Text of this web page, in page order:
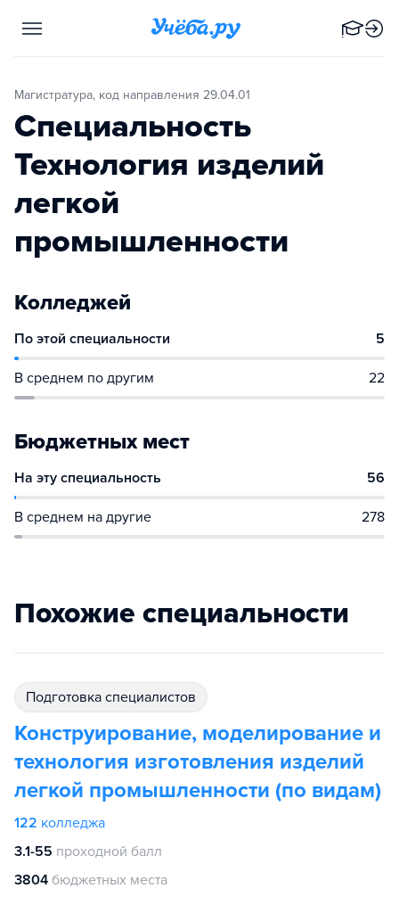
Магистратура, код направления 29.04.01
Специальность
Технология изделий
легкой
промышленности
Колледжей
По этой специальности 5
В среднем по другим 22
Бюджетных мест
На эту специальность 56
В среднем на другие 278
Похожие специальности
подготовка специалистов
Конструирование, моделирование и
технология изготовления изделий
легкой промышленности (по видам)
122 колледжа
3.1-55 проходной балл
3804 бюджетных места